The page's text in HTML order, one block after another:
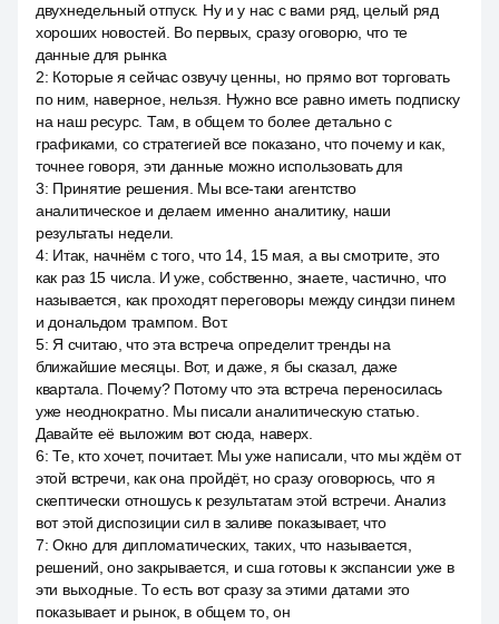
двухнедельный отпуск. Ну и у нас с вами ряд, целый ряд
хороших новостей. Во первых, сразу оговорю, что те
данные для рынка
2: Которые я сейчас озвучу ценны, но прямо вот торговать
по ним, наверное, нельзя. Нужно все равно иметь подписку
на наш ресурс. Там, в общем то более детально с
графиками, со стратегией все показано, что почему и как,
точнее говоря, эти данные можно использовать для
3: Принятие решения. Мы все-таки агентство
аналитическое и делаем именно аналитику, наши
результаты недели.
4: Итак, начнём с того, что 14, 15 мая, а вы смотрите, это
как раз 15 числа. И уже, собственно, знаете, частично, что
называется, как проходят переговоры между синдзи пинем
и дональдом трампом. Вот.
5: Я считаю, что эта встреча определит тренды на
ближайшие месяцы. Вот, и даже, я бы сказал, даже
квартала. Почему? Потому что эта встреча переносилась
уже неоднократно. Мы писали аналитическую статью.
Давайте её выложим вот сюда, наверх.
6:Те, кто хочет, почитает. Мы уже написали, что мы ждём от
этой встречи, как она пройдёт, но сразу оговорюсь, что я
скептически отношусь к результатам этой встречи. Анализ
вот этой диспозиции сил в заливе показывает, что
7:Окно для дипломатических, таких, что называется,
решений, оно закрывается, и сша готовы к экспансии уже в
эти выходные. То есть вот сразу за этими датами это
показывает и рынок, в общем то, он